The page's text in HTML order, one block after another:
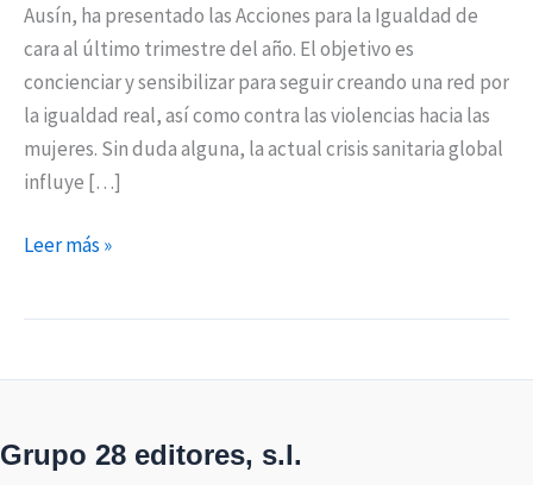
Ausín, ha presentado las Acciones para la Igualdad de
cara al último trimestre del año. El objetivo es
concienciar y sensibilizar para seguir creando una red por
la igualdad real, así como contra las violencias hacia las
mujeres. Sin duda alguna, la actual crisis sanitaria global
influye […]
Leer más »
Grupo 28 editores, s.l.